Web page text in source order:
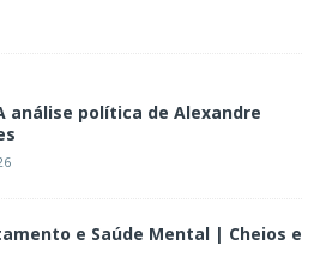
análise política de Alexandre
e Saúde Mental | Cheios e